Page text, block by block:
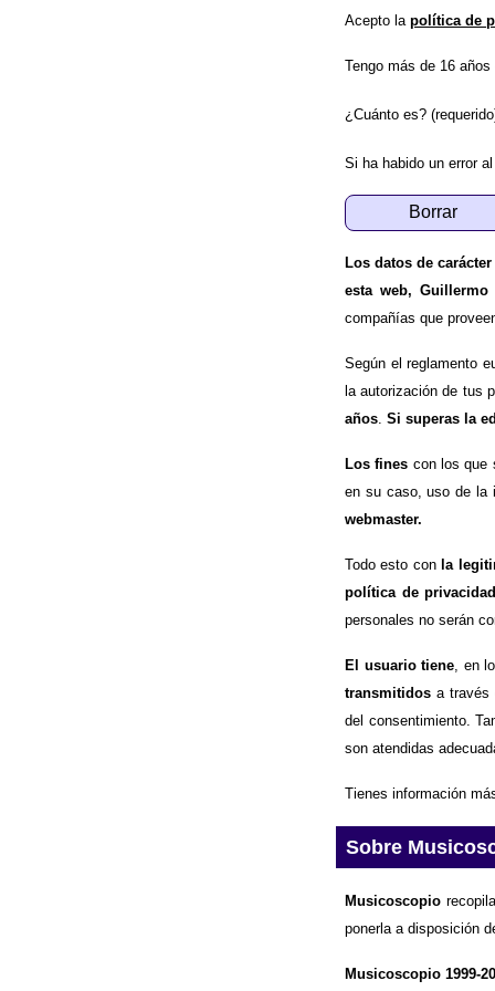
Acepto la política de
Tengo más de 16
¿Cuánto es?
Si ha habido un error
Los datos de carácter
esta web,
compañías que
Según el reglamento
la autorización de tus
años Si superas la
Los fines con los que
en su caso, uso de la
webmaster.
Todo esto con la
política de privacidad
personales no serán
El usuario tiene , en
transmitidos a través
del consentimiento.
son atendidas
Tienes información
Sobre
Musicoscopio
ponerla a disposición
Musicoscopio 1999-